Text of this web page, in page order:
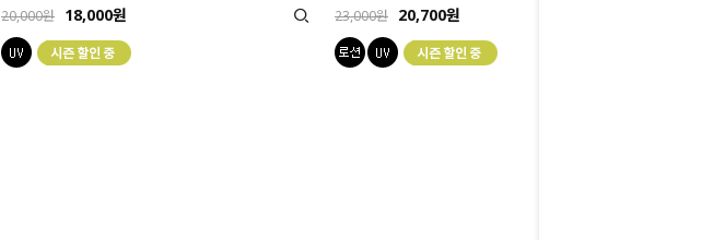
20,000원 18,000원
23,000원 20,700원